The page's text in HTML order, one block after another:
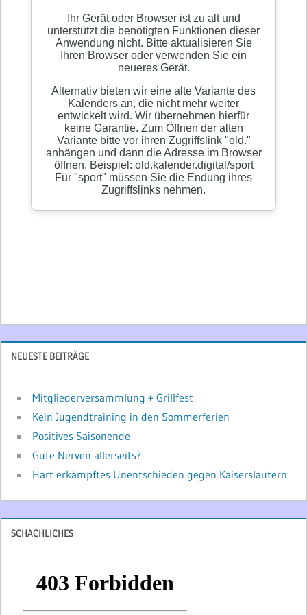
NEUESTE BEITRÄGE
Mitgliederversammlung + Grillfest
Kein Jugendtraining in den Sommerferien
Positives Saisonende
Gute Nerven allerseits?
Hart erkämpftes Unentschieden gegen Kaiserslautern
SCHACHLICHES